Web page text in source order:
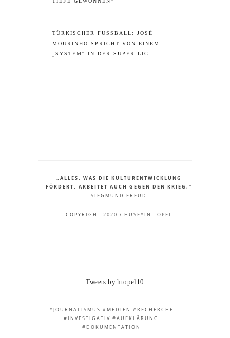
TÜRKISCHER FUSSBALL: JOSÉ M
OURINHO SPRICHT VON EINEM „
SYSTEM“ IN DER SÜPER LIG
„ALLES, WAS DIE KULTURENTWICKLUNG
FÖRDERT, ARBEITET AUCH GEGEN DEN KRIEG.“
SIEGMUND FREUD
COPYRIGHT 2020 / HÜSEYIN TOPEL
Tweets by htopel10
#JOURNALISMUS #MEDIEN #RECHERCHE
#INVESTIGATIV #AUFKLÄRUNG
#DOKUMENTATION